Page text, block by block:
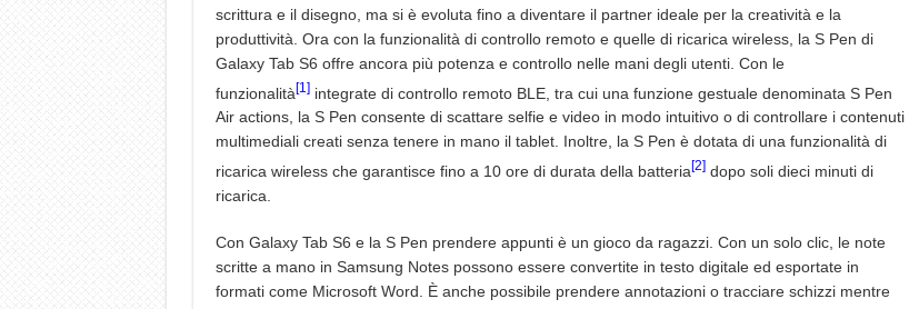
scrittura e il disegno, ma si è evoluta fino a diventare il partner ideale per la creatività e la
produttività. Ora con la funzionalità di controllo remoto e quelle di ricarica wireless, la S Pen di
Galaxy Tab S6 offre ancora più potenza e controllo nelle mani degli utenti. Con le
funzionalità[1]integrate di controllo remoto BLE, tra cui una funzione gestuale denominata S Pen
Air actions, la S Pen consente di scattare selfie e video in modo intuitivo o di controllare i contenuti
multimediali creati senza tenere in mano il tablet. Inoltre, la S Pen è dotata di una funzionalità di
ricarica wireless che garantisce fino a 10 ore di durata della batteria[2]dopo soli dieci minuti di
ricarica.
Con Galaxy Tab S6 e la S Pen prendere appunti è un gioco da ragazzi. Con un solo clic, le note
scritte a mano in Samsung Notes possono essere convertite in testo digitale ed esportate in
formati come Microsoft Word. È anche possibile prendere annotazioni o tracciare schizzi mentre